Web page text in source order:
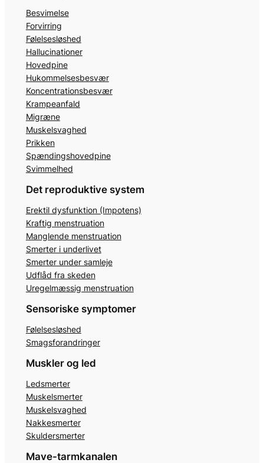
Besvimelse
Forvirring
Følelsesløshed
Hallucinationer
Hovedpine
Hukommelsesbesvær
Koncentrationsbesvær
Krampeanfald
Migræne
Muskelsvaghed
Prikken
Spændingshovedpine
Svimmelhed
Det reproduktive system
Erektil dysfunktion (Impotens)
Kraftig menstruation
Manglende menstruation
Smerter i underlivet
Smerter under samleje
Udflåd fra skeden
Uregelmæssig menstruation
Sensoriske symptomer
Følelsesløshed
Smagsforandringer
Muskler og led
Ledsmerter
Muskelsmerter
Muskelsvaghed
Nakkesmerter
Skuldersmerter
Mave-tarmkanalen